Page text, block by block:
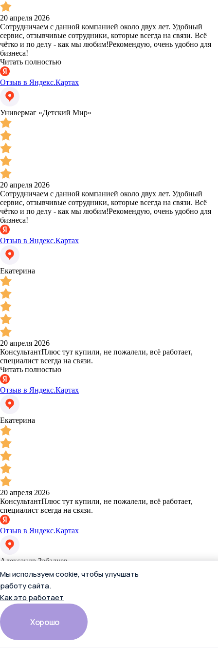
20 апреля 2026
Сотрудничаем с данной компанией около двух лет. Удобный
сервис, отзывчивые сотрудники, которые всегда на связи. Всё
чётко и по делу - как мы любим!Рекомендую, очень удобно для
бизнеса!
Читать полностью
Отзыв в Яндекс.Картах
Универмаг «Детский Мир»
20 апреля 2026
Сотрудничаем с данной компанией около двух лет. Удобный
сервис, отзывчивые сотрудники, которые всегда на связи. Всё
чётко и по делу - как мы любим!Рекомендую, очень удобно для
бизнеса!
Отзыв в Яндекс.Картах
Екатерина
20 апреля 2026
КонсультантПлюс тут купили, не пожалели, всё работает,
специалист всегда на связи.
Читать полностью
Отзыв в Яндекс.Картах
Екатерина
20 апреля 2026
КонсультантПлюс тут купили, не пожалели, всё работает,
специалист всегда на связи.
Отзыв в Яндекс.Картах
Александр Забалуев
20 апреля 2026
Консультантплюс пользуюсь давно, у этой компании сервис
Мы используем cookie, чтобы улучшать
работу сайта.
Как это работает
Хорошо